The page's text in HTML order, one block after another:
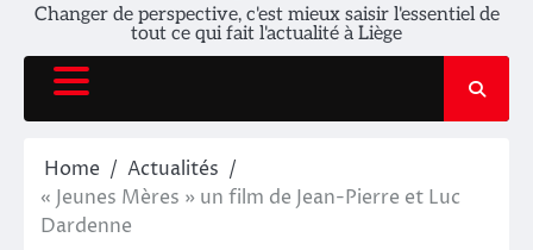
Changer de perspective, c'est mieux saisir l'essentiel de
tout ce qui fait l'actualité à Liège
Home
Actualités
« Jeunes Mères » un film de Jean-Pierre et Luc
Dardenne